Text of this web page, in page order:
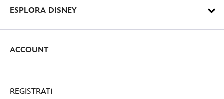
ESPLORA DISNEY
ACCOUNT
REGISTRATI